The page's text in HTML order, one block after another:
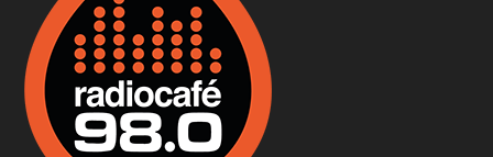
Fermentáljunk, a testünk meghálálja!
Apr 3, 2026 • 00:36:07